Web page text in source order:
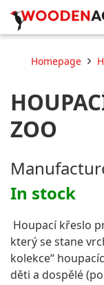
Homepage
ZOO
In stock
Houpací křeslo
který se stane
kolekce“
děti a dospělé